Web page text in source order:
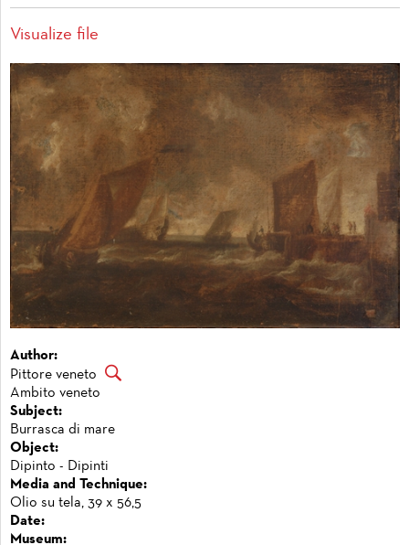
Visualize file
Author:
Pittore veneto
Ambito veneto
Subject:
Burrasca di mare
Object:
Dipinto - Dipinti
Media and Technique:
Olio su tela, 39 x 56,5
Date:
Museum: